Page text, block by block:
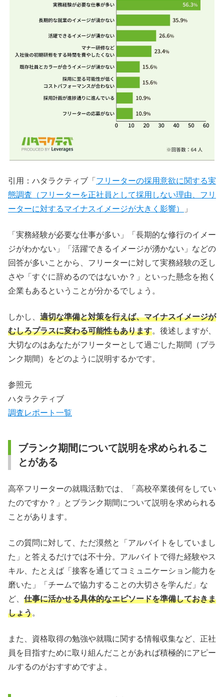
引用：ハタラクティブ「フリーターの採用意欲に関する実
態調査（フリーターを正社員として採用しない理由、フリ
ーターに対するマイナスイメージが大きく影響）
」
「実務経験が必要な仕事が多い」「長期的な修行のイメー
ジがわかない」「活躍できるイメージが湧かない」などの
回答が多いことから、フリーターに対して実務経験の乏し
さや「すぐに辞めるのではないか？」といった懸念を抱く
企業もあるということが分かるでしょう。
しかし、 適切な準備と対策を行えば、マイナスイメージが
むしろプラスに変わる可能性もあります。後述しますが、
大切なのはあなたがフリーターとして過ごした期間（ブラ
ンク期間）をどのように説明するかです。
参照元
ハタラクティブ
調査レポート一覧
ブランク期間について説明を求められるこ
とがある
高卒フリーターの就職活動では、「高校卒業後何をしてい
たのですか？」とブランク期間について説明を求められる
ことがあります。
この質問に対して、ただ漠然と「アルバイトをしていまし
た」と答えるだけでは不十分。アルバイトで得た経験やス
キル、たとえば「接客を通じてコミュニケーション能力を
磨いた」「チームで協力することの大切さを学んだ」な
ど、 仕事に活かせる具体的なエピソードを準備しておきま
しょう。
また、資格取得の勉強や就職に関する情報収集など、正社
員を目指すために取り組んだことがあれば積極的にアピー
ルするのがおすすめですよ。